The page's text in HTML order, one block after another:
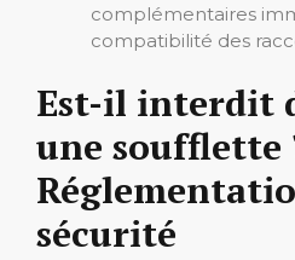
complémentaires
compatibilité des
Est-il interdit
une soufflette
sécurité